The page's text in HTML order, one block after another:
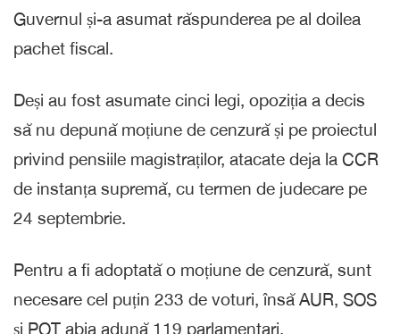
Guvernul și-a asumat răspunderea pe al doilea
pachet fiscal.
Deși au fost asumate cinci legi, opoziția a decis
să nu depună moțiune de cenzură și pe proiectul
privind pensiile magistraților, atacate deja la CCR
de instanța supremă, cu termen de judecare pe
24 septembrie.
Pentru a fi adoptată o moțiune de cenzură, sunt
necesare cel puțin 233 de voturi, însă AUR, SOS
și POT abia adună 119 parlamentari.